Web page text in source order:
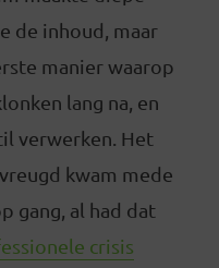
de inhoud, maar
manier waarop
lang na, en
verwerken. Het
kwam mede
gang, al had dat
crisis